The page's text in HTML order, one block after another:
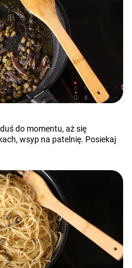
do momentu, aż się
wsyp na patelnię. Posiekaj